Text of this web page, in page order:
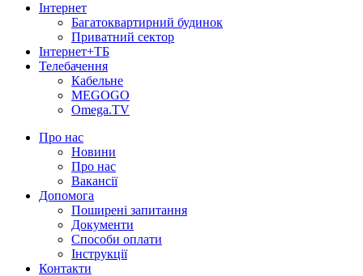
Інтернет
Багатоквартирний будинок
Приватний сектор
Інтернет+ТБ
Телебачення
Кабельне
MEGOGO
Omega.TV
Про нас
Новини
Про нас
Вакансії
Допомога
Поширені запитання
Документи
Способи оплати
Інструкції
Контакти